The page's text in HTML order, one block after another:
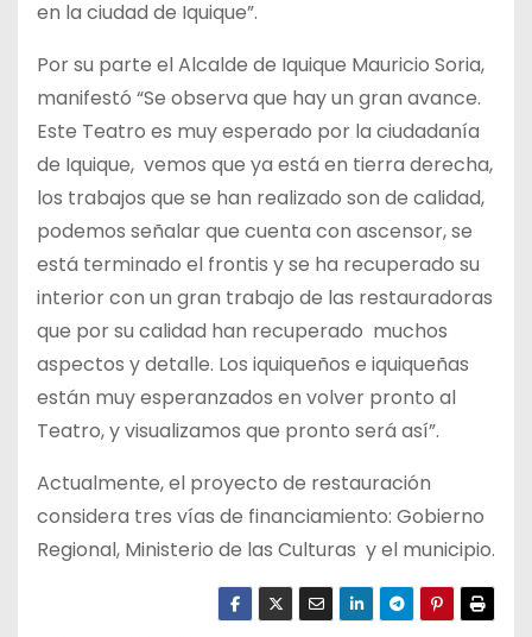
en la ciudad de Iquique”.
Por su parte el Alcalde de Iquique Mauricio Soria,
manifestó “Se observa que hay un gran avance.
Este Teatro es muy esperado por la ciudadanía
de Iquique, vemos que ya está en tierra derecha,
los trabajos que se han realizado son de calidad,
podemos señalar que cuenta con ascensor, se
está terminado el frontis y se ha recuperado su
interior con un gran trabajo de las restauradoras
que por su calidad han recuperado muchos
aspectos y detalle. Los iquiqueños e iquiqueñas
están muy esperanzados en volver pronto al
Teatro, y visualizamos que pronto será así”.
Actualmente, el proyecto de restauración
considera tres vías de financiamiento: Gobierno
Regional, Ministerio de las Culturas y el municipio.